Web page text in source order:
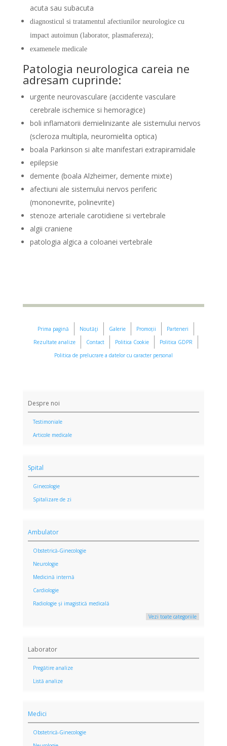
acuta sau subacuta
diagnosticul si tratamentul afectiunilor neurologice cu
impact autoimun (laborator, plasmafereza);
examenele medicale
Patologia neurologica careia ne
adresam cuprinde:
urgente neurovasculare (accidente vasculare
cerebrale ischemice si hemoragice)
boli inflamatorii demielinizante ale sistemului nervos
(scleroza multipla, neuromielita optica)
boala Parkinson si alte manifestari extrapiramidale
epilepsie
demente (boala Alzheimer, demente mixte)
afectiuni ale sistemului nervos periferic
(mononevrite, polinevrite)
stenoze arteriale carotidiene si vertebrale
algii craniene
patologia algica a coloanei vertebrale
Prima pagină Noutăţi Galerie Promoții
Parteneri
Rezultate analize
Contact Politica Cookie
Politica GDPR
Politica de prelucrare a datelor cu caracter personal
Despre noi
Testimoniale
Articole medicale
Spital
Ginecologie
Spitalizare de zi
Ambulator
Obstetrică-Ginecologie
Neurologie
Medicină internă
Cardiologie
Radiologie și imagistică medicală
Vezi toate categoriile
Laborator
Pregătire analize
Listă analize
Medici
Obstetrică-Ginecologie